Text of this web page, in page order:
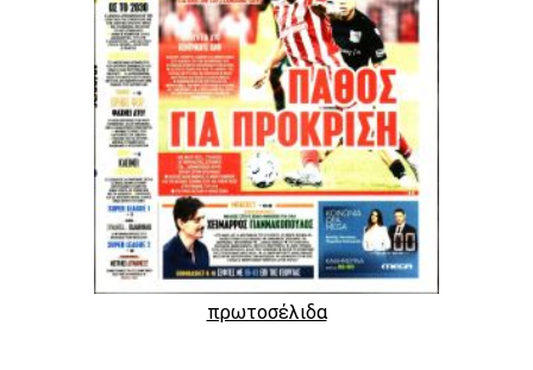
πρωτοσέλιδα